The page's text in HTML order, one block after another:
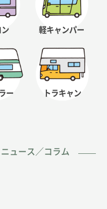
軽キャンパー
ー トラキャン
ニュース／コラム